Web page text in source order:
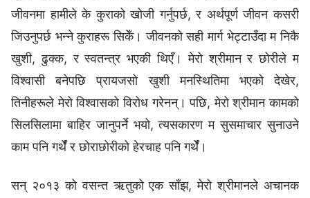
जीवनमा हामीले के कुराको खोजी गर्नुपर्छ, र अर्थपूर्ण जीवन कसरी
जिउनुपर्छ भन्‍ने कुराहरू सिकेँ। जीवनको सही मार्ग भेट्टाउँदा म निकै
खुशी, ढुक्‍क, र स्वतन्त्र भएकी थिएँ। मेरो श्रीमान र छोरीले म
विश्‍वासी बनेपछि प्रायजसो खुशी मनस्थितिमा भएको देखेर,
तिनीहरूले मेरो विश्‍वासको विरोध गरेनन्। पछि, मेरो श्रीमान कामको
सिलसिलामा बाहिर जानुपर्ने भयो, त्यसकारण म सुसमाचार सुनाउने
काम पनि गर्थेँ र छोराछोरीको हेरचाह पनि गर्थेँ।
सन् २०१३ को वसन्त ऋतुको एक साँझ, मेरो श्रीमानले अचानक